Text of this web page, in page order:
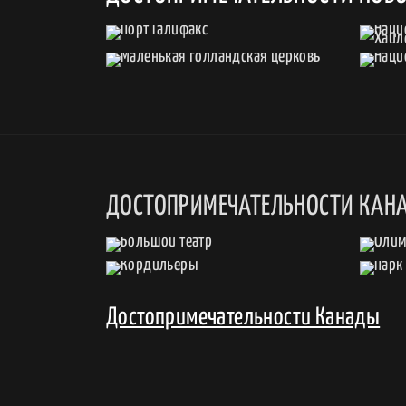
ДОСТОПРИМЕЧАТЕЛЬНОСТИ
Достопримечательности Канады